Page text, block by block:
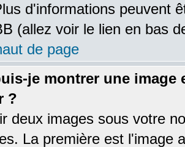
d'informations peuvent
(allez voir le lien en bas
de page
je montrer une image
?
deux images sous votre
La première est l'image